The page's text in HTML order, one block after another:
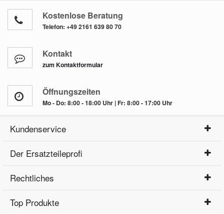
Kostenlose Beratung
Telefon: +49 2161 639 80 70
Kontakt
zum Kontaktformular
Öffnungszeiten
Mo - Do: 8:00 - 18:00 Uhr | Fr: 8:00 - 17:00 Uhr
Kundenservice
Der Ersatzteileprofi
Rechtliches
Top Produkte
Toyota Ersatzteile
Vauxhall Ersatzteile